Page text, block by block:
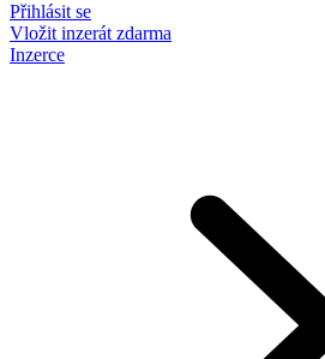
Přihlásit se
Vložit inzerát zdarma
Inzerce